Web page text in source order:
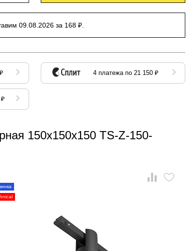
09.08.2026 за 168 ₽.
4 платежа по 21 150 ₽
150x150x150 TS-Z-150-